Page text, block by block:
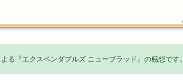
る『エクスペンダブルズ ニューブラッド』の感想です。